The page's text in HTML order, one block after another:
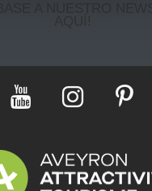
A NUESTRO
AQUÍ!